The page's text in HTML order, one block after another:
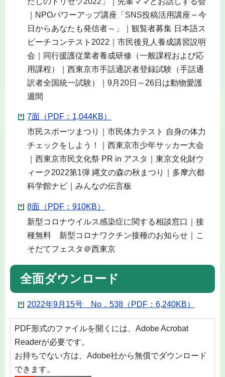
｜NPOパワーアップ講座「SNS投稿活用講座～今
日からあなたも発信者～」｜観覧者募集 日本語ス
ピーチコンテスト2022｜市民後見人養成講習説明
会｜同行援護従業者養成研修（一般課程および応
用課程）｜西東京市手話通訳者登録試験（手話通
訳者全国統一試験）｜9月20日～26日は動物愛護
週間
7面（PDF：1,044KB）
市民スポーツまつり｜市民体力テスト 自身の体力
チェックをしよう！｜西東京市少年サッカー大会
｜西東京市民文化祭 PR in アスタ｜東京文化財ウ
ィーク2022第1弾 縄文の森の秋まつり｜多摩六都
科学館ナビ｜みんなの伝言板
8面（PDF：910KB）
新型コロナウイルス感染症に関する相談窓口｜接
種無料 新型コロナワクチン接種のお知らせ｜こ
そだてフェスタ＠西東京
全面ダウンロード
2022年9月15号 No．538（PDF：6,240KB）
PDF形式のファイルを開くには、Adobe Acrobat
Readerが必要です。
お持ちでない方は、Adobe社から無償でダウンロード
できます。